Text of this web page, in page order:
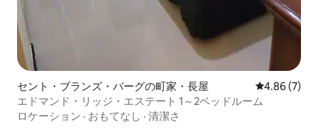
セント・ブランズ・バーグの町家・長屋 レビュー7
4.86 (7)
エドマンド・リッジ・エステート 1～2ベッドルーム
ロケーション · おもてなし · 清潔さ